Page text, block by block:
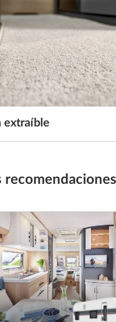
extraíble
recomendaciones